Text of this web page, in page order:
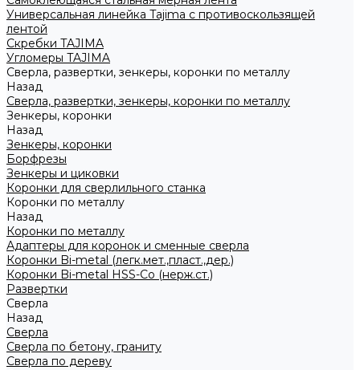
Универсальная линейка Tajima с противоскользящей
лентой
Скребки TAJIMA
Угломеры TAJIMA
Сверла, развертки, зенкеры, коронки по металлу
Назад
Сверла, развертки, зенкеры, коронки по металлу
Зенкеры, коронки
Назад
Зенкеры, коронки
Борфрезы
Зенкеры и циковки
Коронки для сверлильного станка
Коронки по металлу
Назад
Коронки по металлу
Адаптеры для коронок и сменные сверла
Коронки Bi-metal (легк.мет.,пласт.,дер.)
Коронки Bi-metal HSS-Co (нерж.ст.)
Развертки
Сверла
Назад
Сверла
Сверла по бетону, граниту
Сверла по дереву